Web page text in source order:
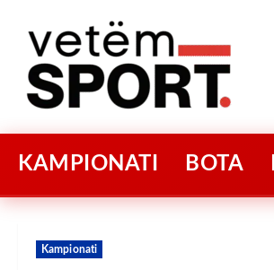
KAMPIONATI BOTA
Kampionati